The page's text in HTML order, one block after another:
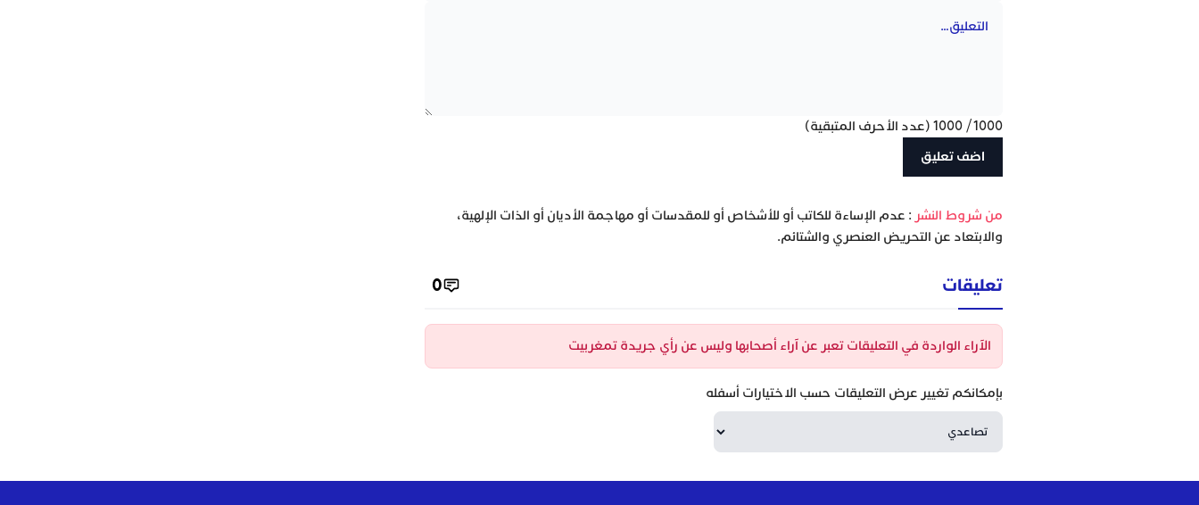
1000
/
1000 (عدد الأحرف المتبقية)
‫من شروط النشر : عدم الإساءة للكاتب أو للأشخاص أو للمقدسات أو مهاجمة الأديان أو الذات الإلهية،
والابتعاد عن التحريض العنصري والشتائم.
تعليقات 0
الآراء الواردة في التعليقات تعبر عن آراء أصحابها وليس عن رأي جريدة تمغربيت
بإمكانكم تغيير عرض التعليقات حسب الاختيارات أسفله